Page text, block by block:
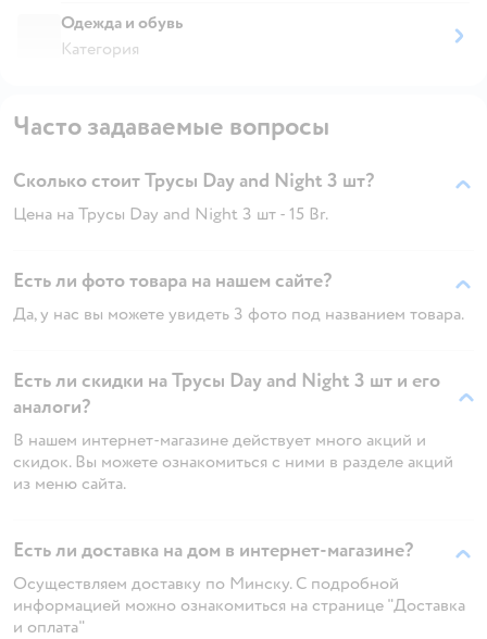
Одежда и обувь
Категория
Часто задаваемые вопросы
Сколько стоит Трусы Day and Night 3 шт?
Цена на Трусы Day and Night 3 шт - 15 Br.
Есть ли фото товара на нашем сайте?
Да, у нас вы можете увидеть 3 фото под названием товара.
Есть ли скидки на Трусы Day and Night 3 шт и его
аналоги?
В нашем интернет-магазине действует много акций и
скидок. Вы можете ознакомиться с ними в разделе акций
из меню сайта.
Есть ли доставка на дом в интернет-магазине?
Осуществляем доставку по Минску. С подробной
информацией можно ознакомиться на странице "Доставка
и оплата"